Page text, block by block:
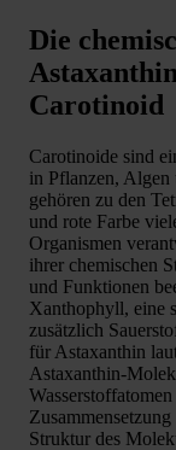
Die
Carotinoid
Carotinoide sind
in Pflanzen,
gehören zu den
und rote Farbe
Organismen
ihrer chemischen
und Funktionen
Xanthophyll, eine
zusätzlich
für Astaxanthin
Astaxanthin-
Struktur des